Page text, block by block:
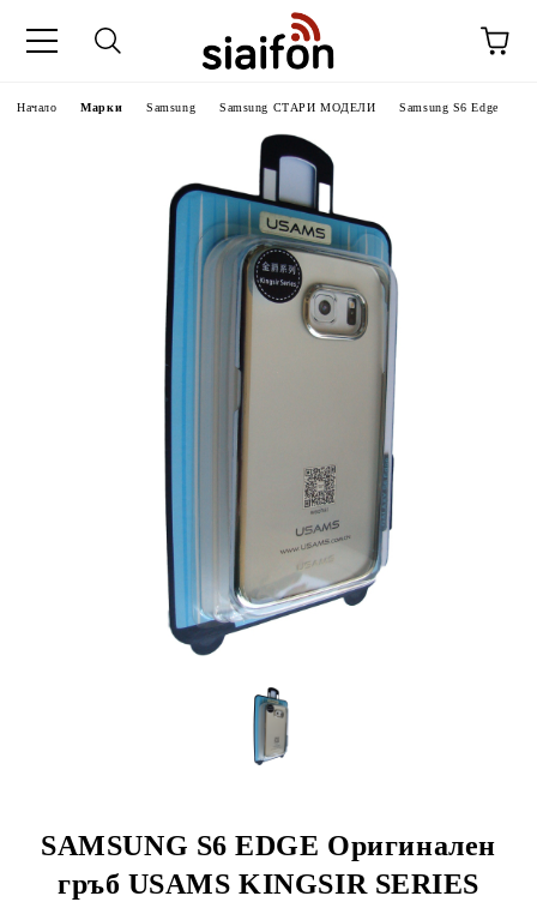
Начало Марки Samsung Samsung СТАРИ МОДЕЛИ Samsung S6 Edge
SAMSUNG S6 EDGE Оригинален
гръб USAMS KINGSIR SERIES